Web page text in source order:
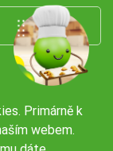
Primárně k
webem.